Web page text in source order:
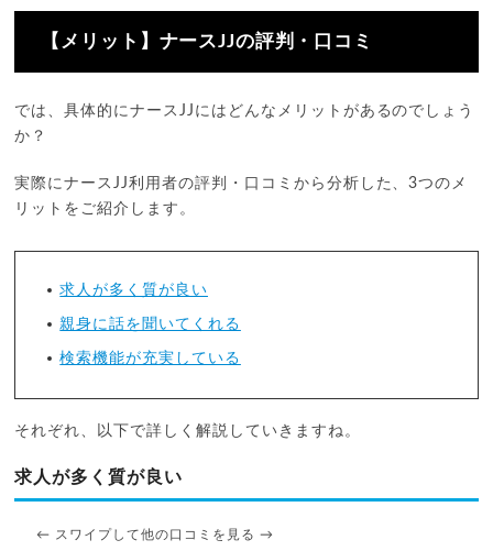
【メリット】ナースJJの評判・口コミ
では、具体的にナースJJにはどんなメリットがあるのでしょう
か？
実際にナースJJ利用者の評判・口コミから分析した、3つのメ
リットをご紹介します。
求人が多く質が良い
親身に話を聞いてくれる
検索機能が充実している
それぞれ、以下で詳しく解説していきますね。
求人が多く質が良い
← スワイプして他の口コミを見る →